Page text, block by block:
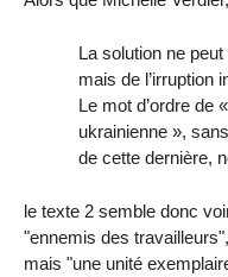
La solution ne
mais de l’irruption
Le mot d’ordre de
ukrainienne »,
de cette dernière,
le texte 2 semble donc
"ennemis des
mais "une unité